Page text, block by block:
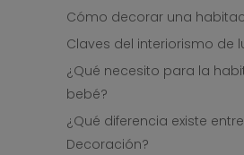
Cómo decorar una
Claves del interiorismo de
¿Qué necesito para la
bebé?
¿Qué diferencia existe
Decoración?